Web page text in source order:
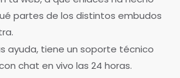
partes de los distintos embudos
ayuda, tiene un soporte técnico
chat en vivo las 24 horas.